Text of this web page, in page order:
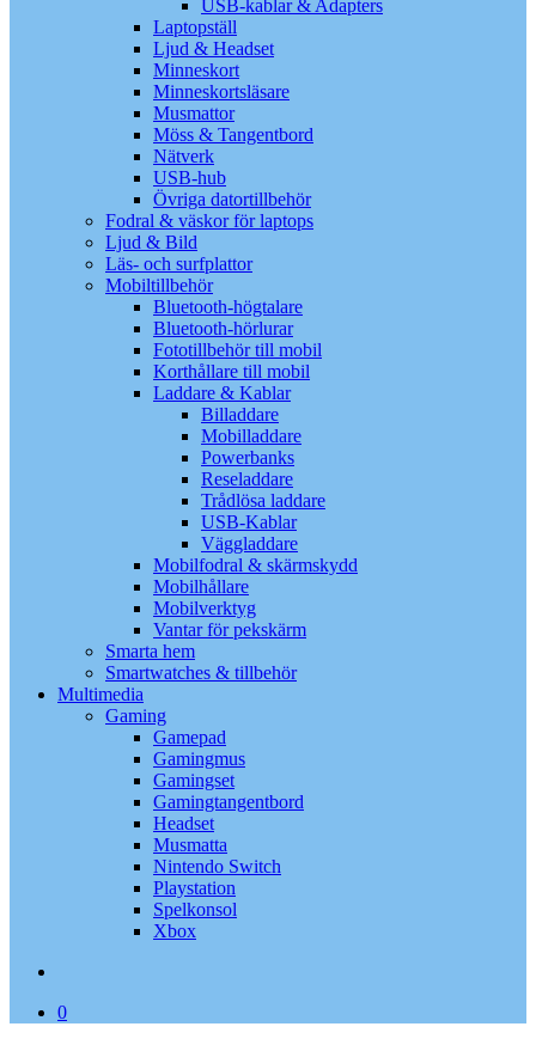
USB-kablar & Adapters
Laptopställ
Ljud & Headset
Minneskort
Minneskortsläsare
Musmattor
Möss & Tangentbord
Nätverk
USB-hub
Övriga datortillbehör
Fodral & väskor för laptops
Ljud & Bild
Läs- och surfplattor
Mobiltillbehör
Bluetooth-högtalare
Bluetooth-hörlurar
Fototillbehör till mobil
Korthållare till mobil
Laddare & Kablar
Billaddare
Mobilladdare
Powerbanks
Reseladdare
Trådlösa laddare
USB-Kablar
Väggladdare
Mobilfodral & skärmskydd
Mobilhållare
Mobilverktyg
Vantar för pekskärm
Smarta hem
Smartwatches & tillbehör
Multimedia
Gaming
Gamepad
Gamingmus
Gamingset
Gamingtangentbord
Headset
Musmatta
Nintendo Switch
Playstation
Spelkonsol
Xbox
0